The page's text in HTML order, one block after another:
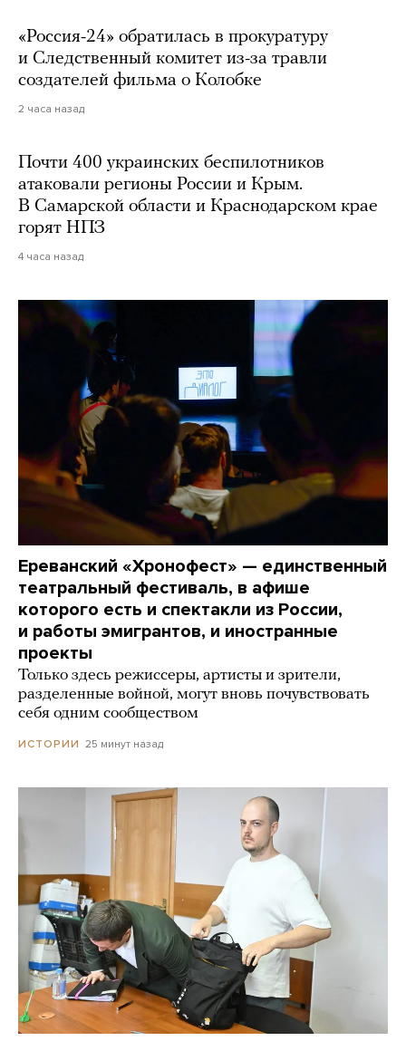
«Россия-24» обратилась в прокуратуру
и Следственный комитет из-за травли
создателей фильма о Колобке
2 часа назад
Почти 400 украинских беспилотников
атаковали регионы России и Крым.
В Самарской области и Краснодарском крае
горят НПЗ
4 часа назад
Ереванский «Хронофест» — единственный
театральный фестиваль, в афише
которого есть и спектакли из России,
и работы эмигрантов, и иностранные
проекты
Только здесь режиссеры, артисты и зрители,
разделенные войной, могут вновь почувствовать
себя одним сообществом
ИСТОРИИ 25 минут назад